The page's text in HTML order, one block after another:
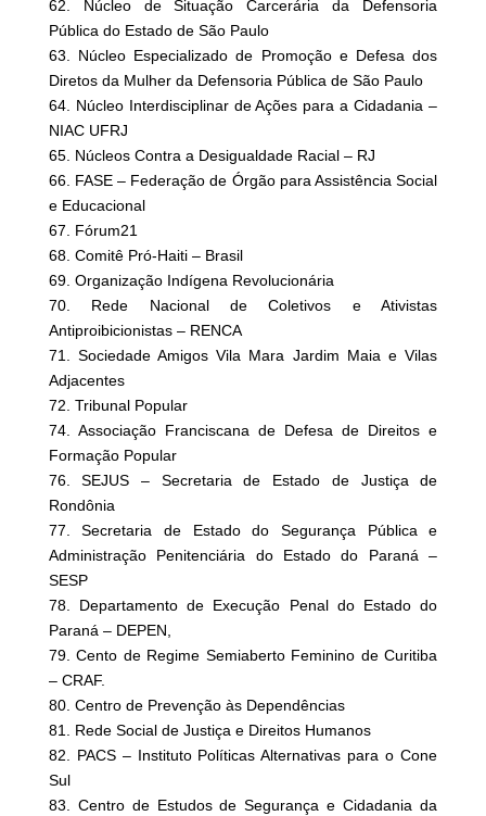
62. Núcleo de Situação Carcerária da Defensoria
Pública do Estado de São Paulo
63. Núcleo Especializado de Promoção e Defesa dos
Diretos da Mulher da Defensoria Pública de São Paulo
64. Núcleo Interdisciplinar de Ações para a Cidadania –
NIAC UFRJ
65. Núcleos Contra a Desigualdade Racial – RJ
66. FASE – Federação de Órgão para Assistência Social
e Educacional
67. Fórum21
68. Comitê Pró-Haiti – Brasil
69. Organização Indígena Revolucionária
70. Rede Nacional de Coletivos e Ativistas
Antiproibicionistas – RENCA
71. Sociedade Amigos Vila Mara Jardim Maia e Vilas
Adjacentes
72. Tribunal Popular
74. Associação Franciscana de Defesa de Direitos e
Formação Popular
76. SEJUS – Secretaria de Estado de Justiça de
Rondônia
77. Secretaria de Estado do Segurança Pública e
Administração Penitenciária do Estado do Paraná –
SESP
78. Departamento de Execução Penal do Estado do
Paraná – DEPEN,
79. Cento de Regime Semiaberto Feminino de Curitiba
– CRAF.
80. Centro de Prevenção às Dependências
81. Rede Social de Justiça e Direitos Humanos
82. PACS – Instituto Políticas Alternativas para o Cone
Sul
83. Centro de Estudos de Segurança e Cidadania da